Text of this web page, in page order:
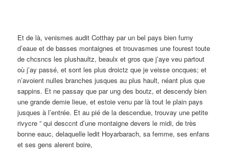
Et de là, venismes audit Cotthay par un bel pays bien furny
d’eaue et de basses montaignes et trouvasmes une fourest toute
de chcsncs les plushaultz, beaulx et gros que j’aye veu partout
où j’ay passé, et sont les plus droictz que je veisse oncques; et
n’avoient nulles branches jusques au plus hault, néant plus que
sappins. Et ne passay que par ung des boutz, et descendy bien
une grande demie lieue, et estoie venu par là tout le plain pays
jusques à l’entrée. Et au pié de la descendue, trouvay une petite
rivycre ” qui desccnt d’une montaigne devers le midi, de très
bonne eauc, delaquelle ledit Hoyarbarach, sa femme, ses enfans
et ses gens alerent boire,